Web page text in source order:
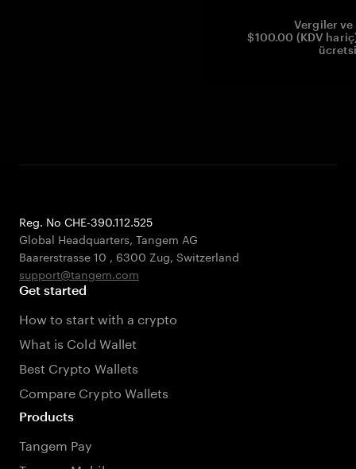
Vergiler
$100.00 (KDV
Reg. No CHE-390.112.525
Global Headquarters, Tangem AG
Baarerstrasse 10 , 6300 Zug, Switzerland
support@tangem.com
Get started
How to start with a crypto
What is Cold Wallet
Best Crypto Wallets
Compare Crypto Wallets
Products
Tangem Pay